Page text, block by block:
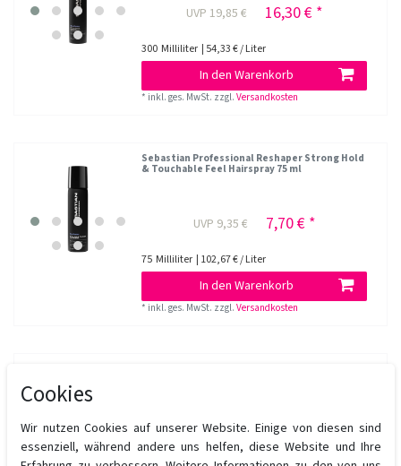
UVP 19,85 € 16,30 € *
300 Milliliter | 54,33 € / Liter
In den Warenkorb
* inkl. ges. MwSt. zzgl.Versandkosten
Sebastian Professional Reshaper Strong Hold
& Touchable Feel Hairspray 75 ml
UVP 9,35 € 7,70 € *
75 Milliliter | 102,67 € / Liter
In den Warenkorb
* inkl. ges. MwSt. zzgl.Versandkosten
UVP 23,60 € 19,35 € *
Cookies
Wir nutzen Cookies auf unserer Website. Einige von diesen sind
essenziell, während andere uns helfen, diese Website und Ihre